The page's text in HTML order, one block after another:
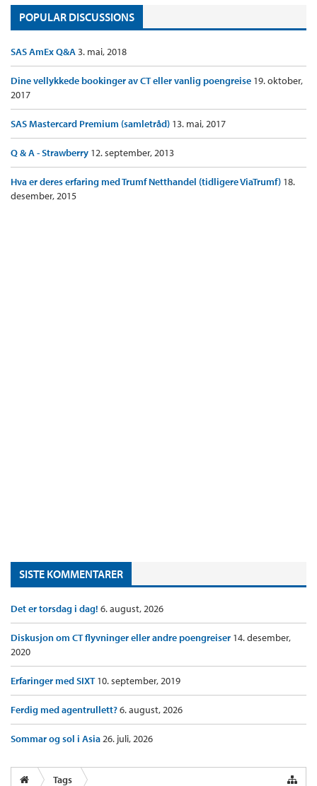
POPULAR DISCUSSIONS
SAS AmEx Q&A3. mai, 2018
Dine vellykkede bookinger av CT eller vanlig poengreise 19. oktober,
2017
SAS Mastercard Premium (samletråd) 13. mai, 2017
Q & A - Strawberry 12. september, 2013
Hva er deres erfaring med Trumf Netthandel (tidligere ViaTrumf) 18.
desember, 2015
SISTE KOMMENTARER
Det er torsdag i dag! 6. august, 2026
Diskusjon om CT flyvninger eller andre poengreiser 14. desember,
2020
Erfaringer med SIXT10. september, 2019
Ferdig med agentrullett?6. august, 2026
Sommar og sol i Asia26. juli, 2026
Tags